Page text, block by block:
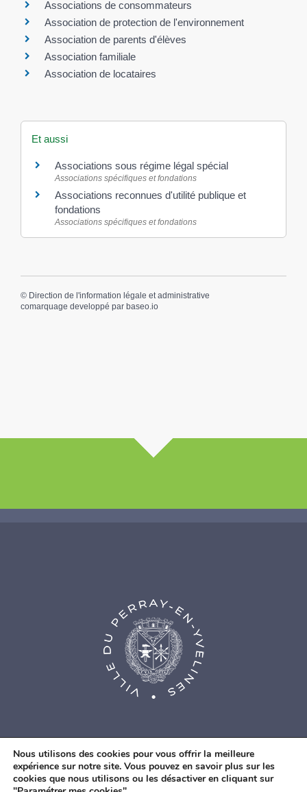
Associations de consommateurs
Association de protection de l'environnement
Association de parents d'élèves
Association familiale
Association de locataires
Et aussi
Associations sous régime légal spécial
Associations spécifiques et fondations
Associations reconnues d'utilité publique et
fondations
Associations spécifiques et fondations
© Direction de l'information légale et administrative
comarquage developpé par baseo.io
© Agence Web Fidesio|Mentions légales|Politique de
Nous utilisons des cookies pour vous offrir la meilleure
expérience sur notre site. Vous pouvez en savoir plus sur les
cookies que nous utilisons ou les désactiver en cliquant sur